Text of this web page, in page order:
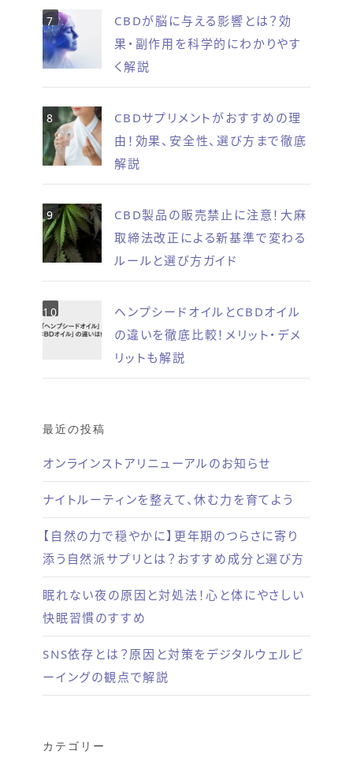
CBDが脳に与える影響とは？効
果・副作用を科学的にわかりやす
く解説
CBDサプリメントがおすすめの理
由！効果、安全性、選び方まで徹底
解説
CBD製品の販売禁止に注意！大麻
取締法改正による新基準で変わる
ルールと選び方ガイド
ヘンプシードオイルとCBDオイル
の違いを徹底比較！メリット・デメ
リットも解説
最近の投稿
オンラインストアリニューアルのお知らせ
ナイトルーティンを整えて、休む力を育てよう
【自然の力で穏やかに】更年期のつらさに寄り
添う自然派サプリとは？おすすめ成分と選び方
眠れない夜の原因と対処法！心と体にやさしい
快眠習慣のすすめ
SNS依存とは？原因と対策をデジタルウェルビ
ーイングの観点で解説
カテゴリー